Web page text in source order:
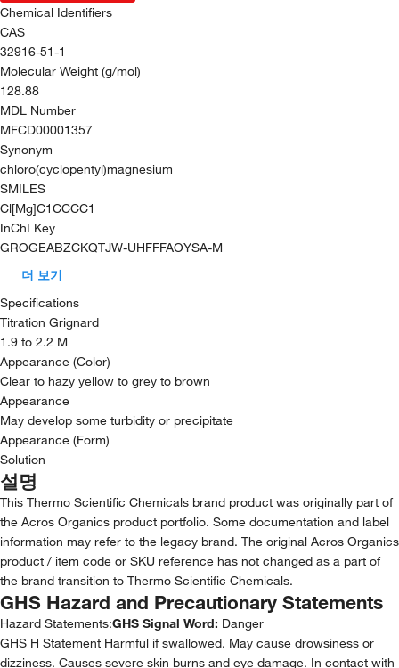
Chemical Identifiers
CAS
32916-51-1
Molecular Weight (g/mol)
128.88
MDL Number
MFCD00001357
Synonym
chloro(cyclopentyl)magnesium
SMILES
Cl[Mg]C1CCCC1
InChI Key
GROGEABZCKQTJW-UHFFFAOYSA-M
더 보기
Specifications
Titration Grignard
1.9 to 2.2 M
Appearance (Color)
Clear to hazy yellow to grey to brown
Appearance
May develop some turbidity or precipitate
Appearance (Form)
Solution
설명
This Thermo Scientific Chemicals brand product was originally part of
the Acros Organics product portfolio. Some documentation and label
information may refer to the legacy brand. The original Acros Organics
product / item code or SKU reference has not changed as a part of
the brand transition to Thermo Scientific Chemicals.
GHS Hazard and Precautionary Statements
Hazard Statements:GHS Signal Word: Danger
GHS H Statement Harmful if swallowed. May cause drowsiness or
dizziness. Causes severe skin burns and eye damage. In contact with